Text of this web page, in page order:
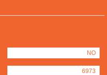
NO
6973